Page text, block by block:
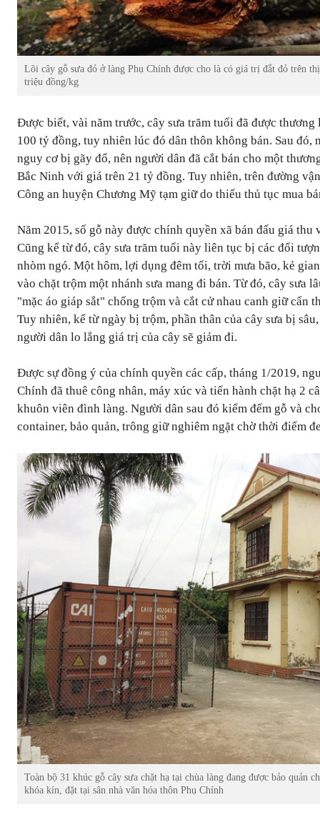
Lõi cây gỗ sưa đỏ ở làng Phụ Chính được cho là có giá trị đắt đỏ trên
triệu đồng/kg
Được biết, vài năm trước, cây sưa trăm tuổi đã được
100 tỷ đồng, tuy nhiên lúc đó dân thôn không bán. Sau đó,
nguy cơ bị gãy đổ, nên người dân đã cắt bán cho một
Bắc Ninh với giá trên 21 tỷ đồng. Tuy nhiên, trên đường
Công an huyện Chương Mỹ tạm giữ do thiếu thủ tục mua
Năm 2015, số gỗ này được chính quyền xã bán đấu giá thu
Cũng kể từ đó, cây sưa trăm tuổi này liên tục bị các đối
nhòm ngó. Một hôm, lợi dụng đêm tối, trời mưa bão, kẻ
vào chặt trộm một nhánh sưa mang đi bán. Từ đó, cây sưa
"mặc áo giáp sắt" chống trộm và cắt cử nhau canh giữ cẩn
Tuy nhiên, kể từ ngày bị trộm, phần thân của cây sưa bị
người dân lo lắng giá trị của cây sẽ giảm đi.
Được sự đồng ý của chính quyền các cấp, tháng 1/2019,
Chính đã thuê công nhân, máy xúc và tiến hành chặt hạ 2
khuôn viên đình làng. Người dân sau đó kiểm đếm gỗ và
container, bảo quản, trông giữ nghiêm ngặt chờ thời điểm
Toàn bộ 31 khúc gỗ cây sưa chặt hạ tại chùa làng đang được bảo quản
khóa kín, đặt tại sân nhà văn hóa thôn Phụ Chính